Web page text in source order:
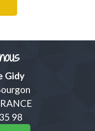
Gidy
98